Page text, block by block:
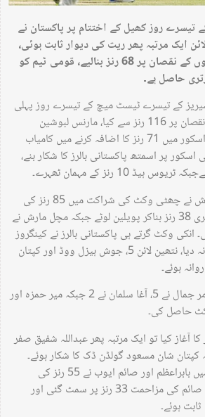
روز کھیل کے اختتام پر پاکستان نے
ایک مرتبہ پھر ریت کی دیوار ثابت ہوئی،
دوسری اننگز میں 7 وکٹوں کے نقصان پر 68 رنز بنالیے، قومی ٹیم کو
کے تیسرے ٹیسٹ میچ کے تیسرے روز پہلی
اننگز کا آغاز 2 وکٹوں کے نقصان پر 116 رنز سے کیا، مارنس لبوشین
اور اسٹیو اسمتھ ٹیم کے اسکور میں 71 رنز کا اضافہ کرنے میں کامیاب
کے مجموعی اسکور پر اسمتھ پاکستانی بالرز کا شکار بنے،
ایلکس کیری اور مچل مارش نے چھٹی وکٹ کی شراکت میں 85 رنز کی
پارٹنرشپ قائم کی تاہم کیری 38 رنز بناکر پویلین لوٹے جبکہ مچل مارش نے
انکی وکٹ گرتے ہی پاکستانی بالرز نے کینگروز
کو سنبھلنے کا موقع بھی نہ دیا، نتھین لائن 5، جوش ہیزل ووڈ اور کپتان
ہوئے۔
پاکستان کی جانب سے عامر جمال نے 5، آغا سلمان نے 2 جبکہ میر حمزہ اور
حاصل کی۔
آغاز کیا تو ایک مرتبہ پھر عبداللہ شفیق صفر
کپتان شان مسعود گولڈن ڈک کا شکار ہوئے۔
تیسری وکٹ کی شراکت میں بابراعظم اور صائم ایوب نے 55 رنز کی
شراکت داری قائم کی تاہم صائم کی مزاحمت 33 رنز پر سمٹ گئی اور